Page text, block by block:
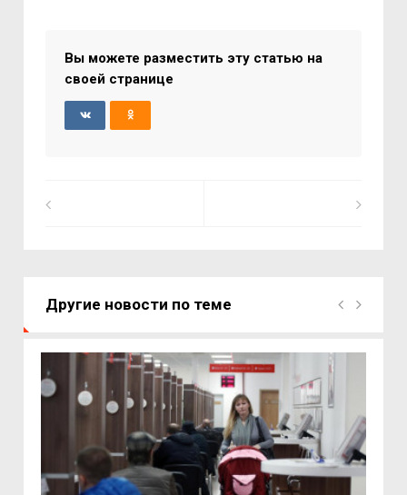
Вы можете разместить эту статью на
своей странице
Другие новости по теме